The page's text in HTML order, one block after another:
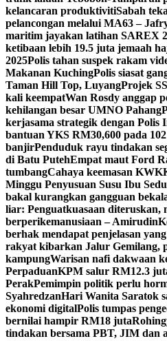
kelancaran produktivitiSabah
pelancongan melalui MA63 –
maritim jayakan latihan SAREX
ketibaan lebih 19.5 juta jemaah
2025Polis tahan suspek rakam
Makanan KuchingPolis siasat
Taman Hill Top, LuyangProjek
kali keempatWan Rosdy anggap
kehilangan besar UMNO Pahang
kerjasama strategik dengan Polis
bantuan YKS RM30,600 pada
banjirPenduduk rayu tindakan
di Batu PutehEmpat maut Ford
tumbangCahaya keemasan
Minggu Penyusuan Susu Ibu
bakal kurangkan gangguan
liar: Penguatkuasaan diteruskan,
berperikemanusiaan – Amirudin
berhak mendapat penjelasan
rakyat kibarkan Jalur Gemilang,
kampungWarisan nafi dakwaan
PerpaduanKPM salur RM12.3
PerakPemimpin politik perlu
SyahredzanHari Wanita Saratok
ekonomi digitalPolis tumpas
bernilai hampir RM18 juta
tindakan bersama PBT, JIM dan